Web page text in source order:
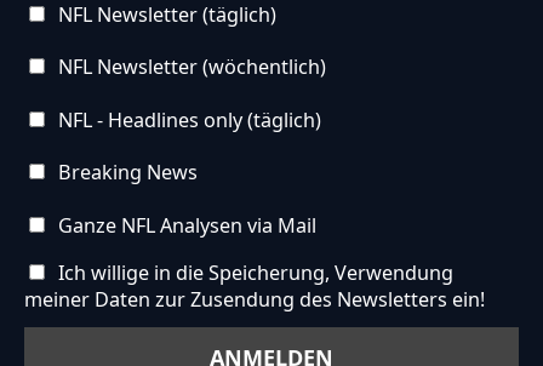
NFL Newsletter (täglich)
NFL Newsletter (wöchentlich)
NFL - Headlines only (täglich)
Breaking News
Ganze NFL Analysen via Mail
Ich willige in die Speicherung, Verwendung
meiner Daten zur Zusendung des Newsletters ein!